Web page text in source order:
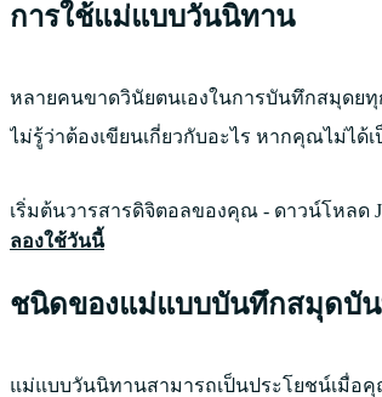
การใช้แม่แบบวันนิทาน
หลายคนขาดวินัยตนเองในการบันทึกสมุดย
ไม่รู้ว่าต้องเขียนเกี่ยวกับอะไร หากคุณไม่ไ
เริ่มต้นวารสารดิจิตอลของคุณ - ดาวน์โหลด
ลองใช้วันนี้
ชนิดของแม่แบบบันทึกสมุดบั
แม่แบบวันนิทานสามารถเป็นประโยชน์เมื่